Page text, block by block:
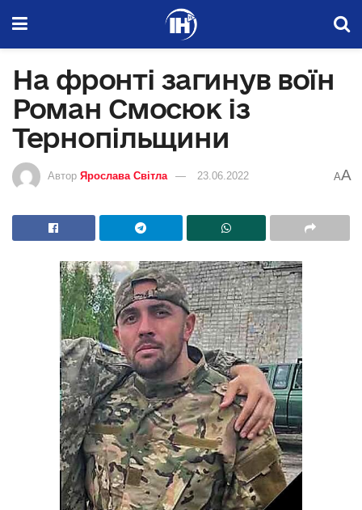
На фронті загинув воїн
Роман Смосюк із
Тернопільщини
Автор Ярослава Світла 23.06.2022 AA